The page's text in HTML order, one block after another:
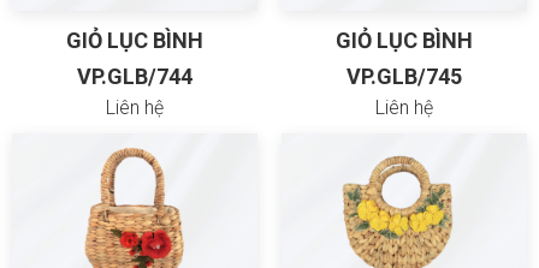
GIỎ LỤC BÌNH
VP.GLB/744
Liên hệ
GIỎ LỤC BÌNH
VP.GLB/745
Liên hệ